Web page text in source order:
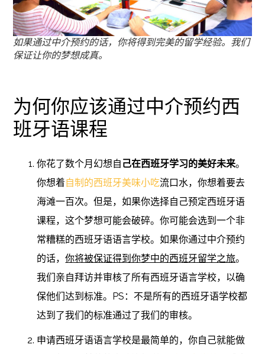
如果通过中介预约的话，你将得到完美的留学经验。我们
保证让你的梦想成真。
为何你应该通过中介预约西
班牙语课程
你花了数个月幻想自 己在西班牙学习的美好未来。
你想着自制的西班牙美味小吃流口水，你想着要去
海滩一百次。但是，如果你选择自己预定西班牙语
课程，这个梦想可能会破碎。你可能会选到一个非
常糟糕的西班牙语语言学校。如果你通过中介预约
的话，你将被保证得到你梦中的西班牙留学之旅。
我们亲自拜访并审核了所有西班牙语言学校，以确
保他们达到标准。PS：不是所有的西班牙语学校都
达到了我们的标准通过了我们的审核。
申请西班牙语语言学校是最简单的，你自己就能做